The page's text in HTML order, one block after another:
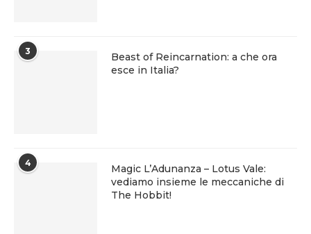
3
Beast of Reincarnation: a che ora
esce in Italia?
4
Magic L’Adunanza – Lotus Vale:
vediamo insieme le meccaniche di
The Hobbit!